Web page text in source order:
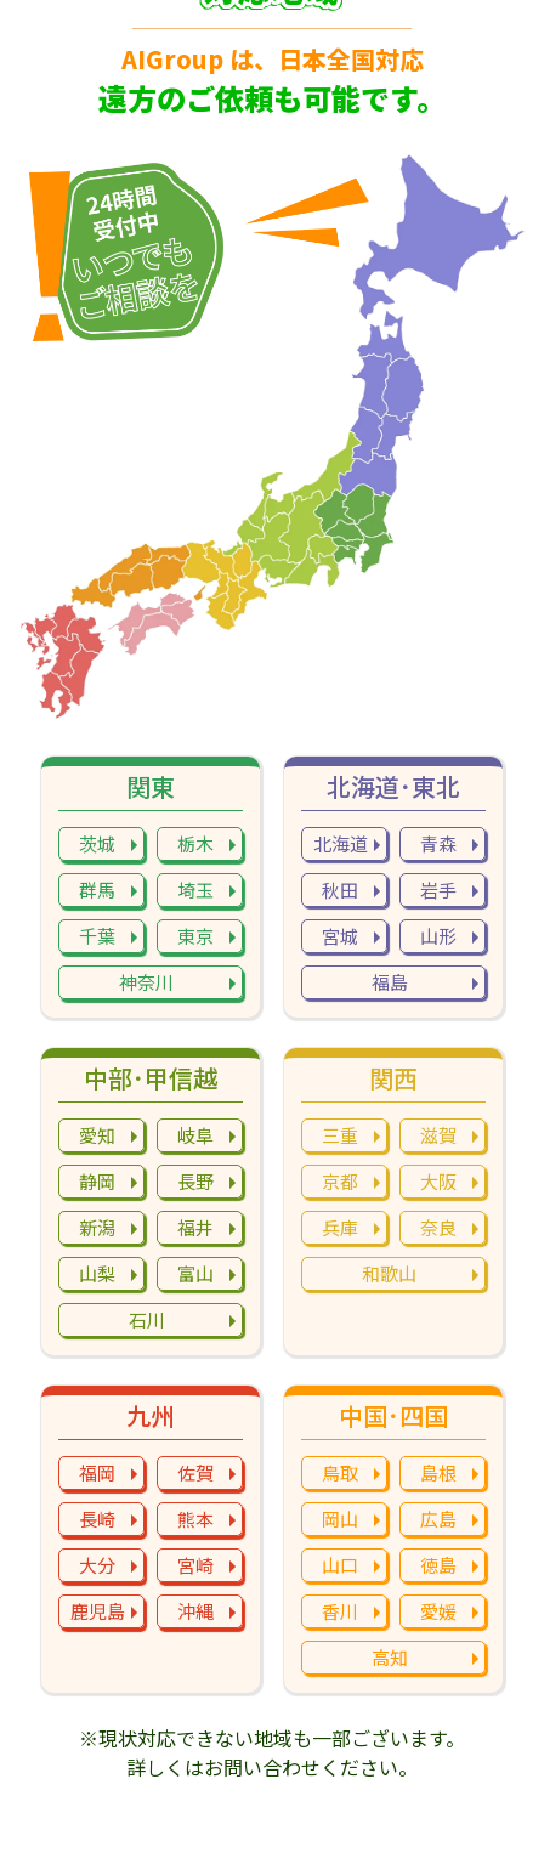
AIGroup は、日本全国対応
遠方のご依頼も可能です。
九州
福岡
佐賀
長崎
熊本
大分
宮崎
鹿児島
沖縄
中国･四国
鳥取
島根
岡山
広島
山口
徳島
香川
愛媛
高知
中部･甲信越
愛知
岐阜
静岡
長野
新潟
福井
山梨
富山
石川
関西
三重
滋賀
京都
大阪
兵庫
奈良
和歌山
関東
茨城
栃木
群馬
埼玉
千葉
東京
神奈川
北海道･東北
北海道
青森
秋田
岩手
宮城
山形
福島
※現状対応できない地域も一部ございます。
詳しくはお問い合わせください。